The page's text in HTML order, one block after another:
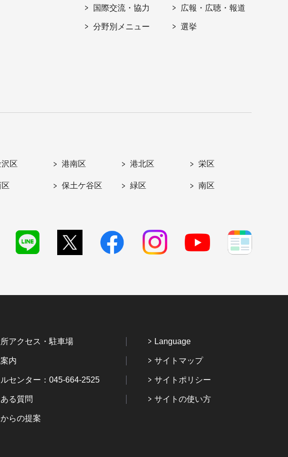
国際交流・協力
分野別メニュー
広報・広聴・報道
選挙
沢区 港南区 港北区 栄区
保土ケ谷区 緑区 南区
アクセス・駐車場
内
センター：045-664-2525
る質問
らの提案
Language
サイトマップ
サイトポリシー
サイトの使い方